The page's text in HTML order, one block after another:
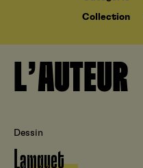
Collection
L’AUTEUR
Dessin
Lamquet